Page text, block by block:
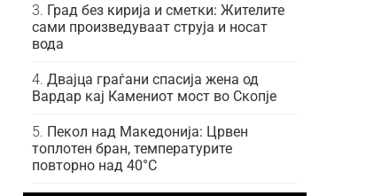
Град без кирија и сметки: Жителите
сами произведуваат струја и носат
вода
Двајца граѓани спасија жена од
Вардар кај Камениот мост во Скопје
Пекол над Македонија: Црвен
топлотен бран, температурите
повторно над 40°C